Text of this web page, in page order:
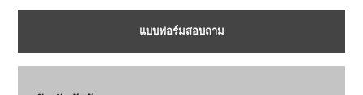
แบบฟอร์มสอบถาม